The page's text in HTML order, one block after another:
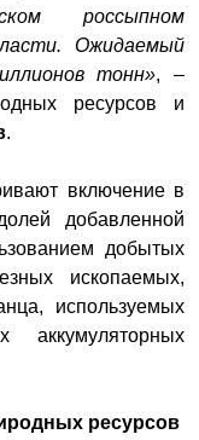
россыпном
Ожидаемый
тонн», –
ресурсов и
.
включение в
добавленной
добытых
ископаемых,
используемых
аккумуляторных
ресурсов